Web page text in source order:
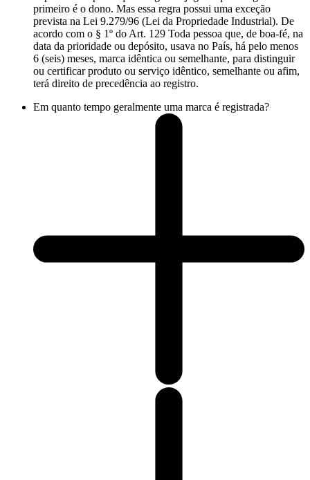
primeiro é o dono. Mas essa regra possui uma exceção
prevista na Lei 9.279/96 (Lei da Propriedade Industrial). De
acordo com o § 1º do Art. 129 Toda pessoa que, de boa-fé, na
data da prioridade ou depósito, usava no País, há pelo menos
6 (seis) meses, marca idêntica ou semelhante, para distinguir
ou certificar produto ou serviço idêntico, semelhante ou afim,
terá direito de precedência ao registro.
Em quanto tempo geralmente uma marca é registrada?